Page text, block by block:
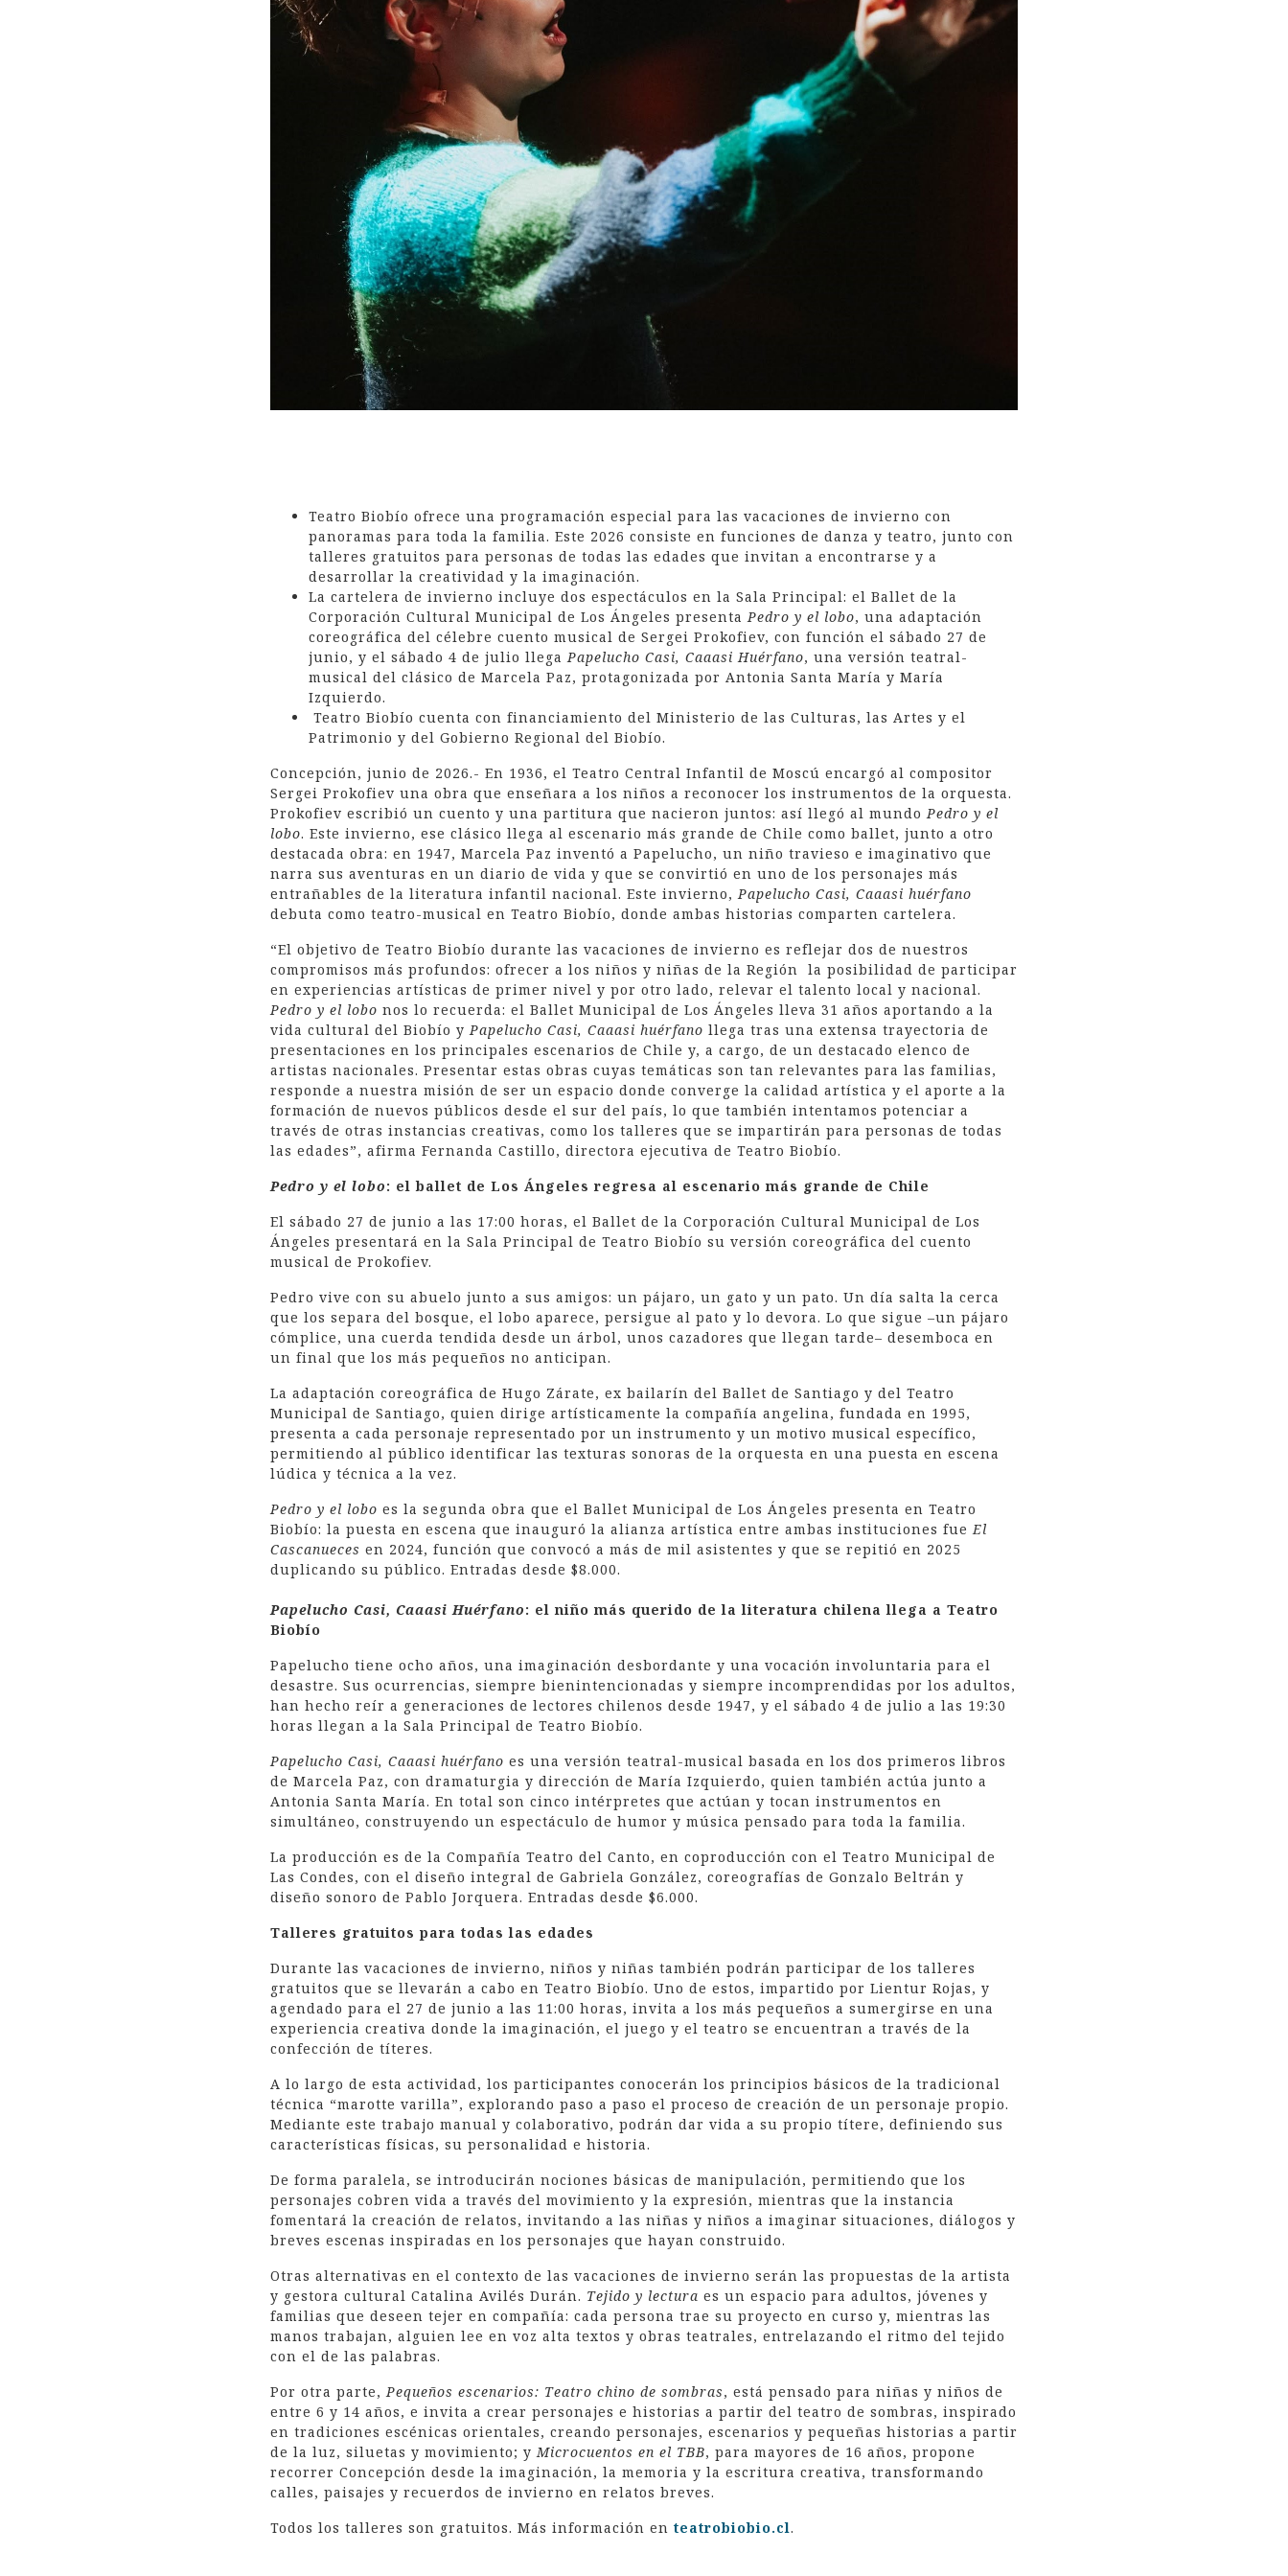
Teatro Biobío ofrece una programación especial para las vacaciones de invierno con
panoramas para toda la familia. Este 2026 consiste en funciones de danza y teatro, junto con
talleres gratuitos para personas de todas las edades que invitan a encontrarse y a
desarrollar la creatividad y la imaginación.
La cartelera de invierno incluye dos espectáculos en la Sala Principal: el Ballet de la
Corporación Cultural Municipal de Los Ángeles presentaPedro y el lobo, una adaptación
coreográfica del célebre cuento musical de Sergei Prokofiev, con función el sábado 27 de
junio, y el sábado 4 de julio llegaPapelucho Casi, Caaasi Huérfano, una versión teatral-
musical del clásico de Marcela Paz, protagonizada por Antonia Santa María y María
Izquierdo.
Teatro Biobío cuenta con financiamiento del Ministerio de las Culturas, las Artes y el
Patrimonio y del Gobierno Regional del Biobío.
Concepción, junio de 2026.- En 1936, el Teatro Central Infantil de Moscú encargó al compositor
Sergei Prokofiev una obra que enseñara a los niños a reconocer los instrumentos de la orquesta.
Prokofiev escribió un cuento y una partitura que nacieron juntos: así llegó al mundoPedro y el
lobo. Este invierno, ese clásico llega al escenario más grande de Chile como ballet, junto a otro
destacada obra: en 1947, Marcela Paz inventó a Papelucho, un niño travieso e imaginativo que
narra sus aventuras en un diario de vida y que se convirtió en uno de los personajes más
entrañables de la literatura infantil nacional. Este invierno,Papelucho Casi, Caaasi huérfano
debuta como teatro-musical en Teatro Biobío, donde ambas historias comparten cartelera.
“El objetivo de Teatro Biobío durante las vacaciones de invierno es reflejar dos de nuestros
compromisos más profundos: ofrecer a los niños y niñas de la Región la posibilidad de participar
en experiencias artísticas de primer nivel y por otro lado, relevar el talento local y nacional.
Pedro y el lobo nos lo recuerda: el Ballet Municipal de Los Ángeles lleva 31 años aportando a la
vida cultural del Biobío yPapelucho Casi, Caaasi huérfano llega tras una extensa trayectoria de
presentaciones en los principales escenarios de Chile y, a cargo, de un destacado elenco de
artistas nacionales. Presentar estas obras cuyas temáticas son tan relevantes para las familias,
responde a nuestra misión de ser un espacio donde converge la calidad artística y el aporte a la
formación de nuevos públicos desde el sur del país, lo que también intentamos potenciar a
través de otras instancias creativas, como los talleres que se impartirán para personas de todas
las edades”, afirma Fernanda Castillo, directora ejecutiva de Teatro Biobío.
Pedro y el lobo: el ballet de Los Ángeles regresa al escenario más grande de Chile
El sábado 27 de junio a las 17:00 horas, el Ballet de la Corporación Cultural Municipal de Los
Ángeles presentará en la Sala Principal de Teatro Biobío su versión coreográfica del cuento
musical de Prokofiev.
Pedro vive con su abuelo junto a sus amigos: un pájaro, un gato y un pato. Un día salta la cerca
que los separa del bosque, el lobo aparece, persigue al pato y lo devora. Lo que sigue –un pájaro
cómplice, una cuerda tendida desde un árbol, unos cazadores que llegan tarde– desemboca en
un final que los más pequeños no anticipan.
La adaptación coreográfica de Hugo Zárate, ex bailarín del Ballet de Santiago y del Teatro
Municipal de Santiago, quien dirige artísticamente la compañía angelina, fundada en 1995,
presenta a cada personaje representado por un instrumento y un motivo musical específico,
permitiendo al público identificar las texturas sonoras de la orquesta en una puesta en escena
lúdica y técnica a la vez.
Pedro y el lobo es la segunda obra que el Ballet Municipal de Los Ángeles presenta en Teatro
Biobío: la puesta en escena que inauguró la alianza artística entre ambas instituciones fueEl
Cascanueces en 2024, función que convocó a más de mil asistentes y que se repitió en 2025
duplicando su público. Entradas desde $8.000.
Papelucho Casi, Caaasi Huérfano: el niño más querido de la literatura chilena llega a Teatro
Biobío
Papelucho tiene ocho años, una imaginación desbordante y una vocación involuntaria para el
desastre. Sus ocurrencias, siempre bienintencionadas y siempre incomprendidas por los adultos,
han hecho reír a generaciones de lectores chilenos desde 1947, y el sábado 4 de julio a las 19:30
horas llegan a la Sala Principal de Teatro Biobío.
Papelucho Casi, Caaasi huérfano es una versión teatral-musical basada en los dos primeros libros
de Marcela Paz, con dramaturgia y dirección de María Izquierdo, quien también actúa junto a
Antonia Santa María. En total son cinco intérpretes que actúan y tocan instrumentos en
simultáneo, construyendo un espectáculo de humor y música pensado para toda la familia.
La producción es de la Compañía Teatro del Canto, en coproducción con el Teatro Municipal de
Las Condes, con el diseño integral de Gabriela González, coreografías de Gonzalo Beltrán y
diseño sonoro de Pablo Jorquera. Entradas desde $6.000.
Talleres gratuitos para todas las edades
Durante las vacaciones de invierno, niños y niñas también podrán participar de los talleres
gratuitos que se llevarán a cabo en Teatro Biobío. Uno de estos, impartido por Lientur Rojas, y
agendado para el 27 de junio a las 11:00 horas, invita a los más pequeños a sumergirse en una
experiencia creativa donde la imaginación, el juego y el teatro se encuentran a través de la
confección de títeres.
A lo largo de esta actividad, los participantes conocerán los principios básicos de la tradicional
técnica “marotte varilla”, explorando paso a paso el proceso de creación de un personaje propio.
Mediante este trabajo manual y colaborativo, podrán dar vida a su propio títere, definiendo sus
características físicas, su personalidad e historia.
De forma paralela, se introducirán nociones básicas de manipulación, permitiendo que los
personajes cobren vida a través del movimiento y la expresión, mientras que la instancia
fomentará la creación de relatos, invitando a las niñas y niños a imaginar situaciones, diálogos y
breves escenas inspiradas en los personajes que hayan construido.
Otras alternativas en el contexto de las vacaciones de invierno serán las propuestas de la artista
y gestora cultural Catalina Avilés Durán. Tejido y lectura es un espacio para adultos, jóvenes y
familias que deseen tejer en compañía: cada persona trae su proyecto en curso y, mientras las
manos trabajan, alguien lee en voz alta textos y obras teatrales, entrelazando el ritmo del tejido
con el de las palabras.
Por otra parte,Pequeños escenarios: Teatro chino de sombras, está pensado para niñas y niños de
entre 6 y 14 años, e invita a crear personajes e historias a partir del teatro de sombras, inspirado
en tradiciones escénicas orientales, creando personajes, escenarios y pequeñas historias a partir
de la luz, siluetas y movimiento; yMicrocuentos en el TBB, para mayores de 16 años, propone
recorrer Concepción desde la imaginación, la memoria y la escritura creativa, transformando
calles, paisajes y recuerdos de invierno en relatos breves.
Todos los talleres son gratuitos. Más información en teatrobiobio.cl.